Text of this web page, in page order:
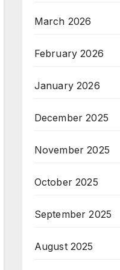
March 2026
February 2026
January 2026
December 2025
November 2025
October 2025
September 2025
August 2025